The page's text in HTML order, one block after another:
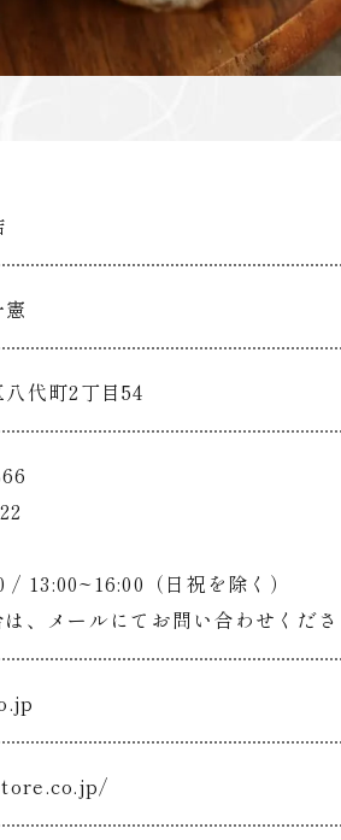
代町2丁目54
13:00~16:00（日祝を除く）
、メールにてお問い合わせくだ